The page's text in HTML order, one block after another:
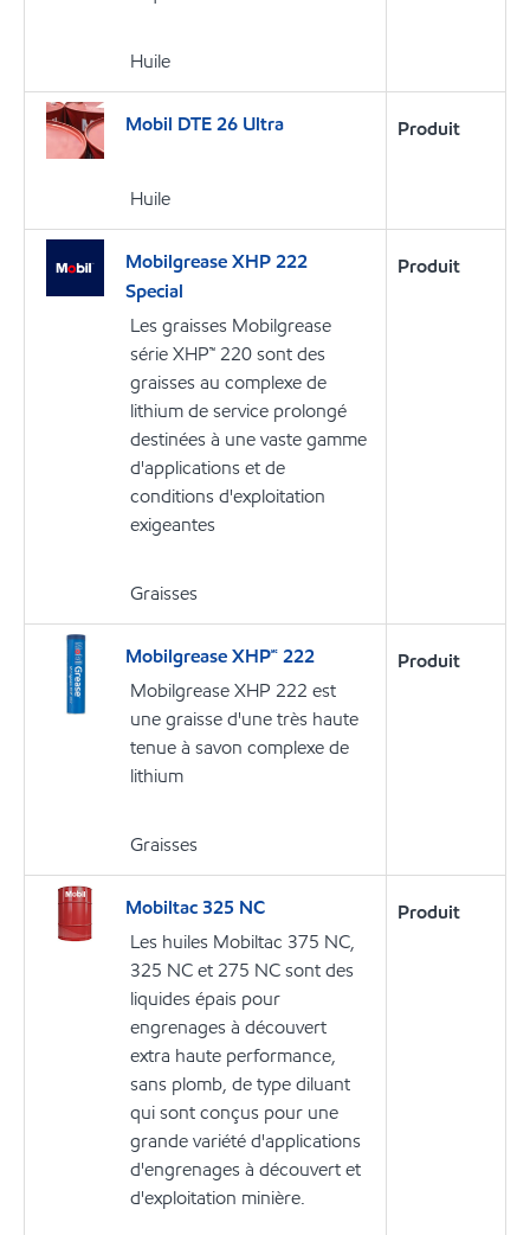
Huile
Mobil DTE 26 Ultra
Huile
Produit
Mobilgrease XHP 222
Special
Les graisses Mobilgrease
série XHP™ 220 sont des
graisses au complexe de
lithium de service prolongé
destinées à une vaste gamme
d'applications et de
conditions d'exploitation
exigeantes
Graisses
Produit
Mobilgrease XHP🅪 222
Mobilgrease XHP 222 est
une graisse d'une très haute
tenue à savon complexe de
lithium
Graisses
Produit
Mobiltac 325 NC
Les huiles Mobiltac 375 NC,
325 NC et 275 NC sont des
liquides épais pour
engrenages à découvert
extra haute performance,
sans plomb, de type diluant
qui sont conçus pour une
grande variété d'applications
d'engrenages à découvert et
d'exploitation minière.
Produit